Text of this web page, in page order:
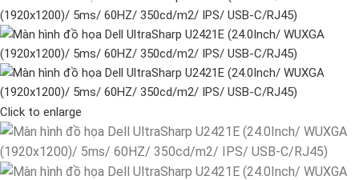
Click to enlarge